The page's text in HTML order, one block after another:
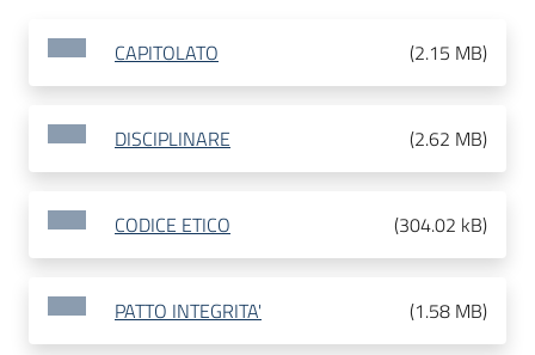
CAPITOLATO (2.15 MB)
DISCIPLINARE (2.62 MB)
CODICE ETICO (304.02 kB)
PATTO INTEGRITA' (1.58 MB)